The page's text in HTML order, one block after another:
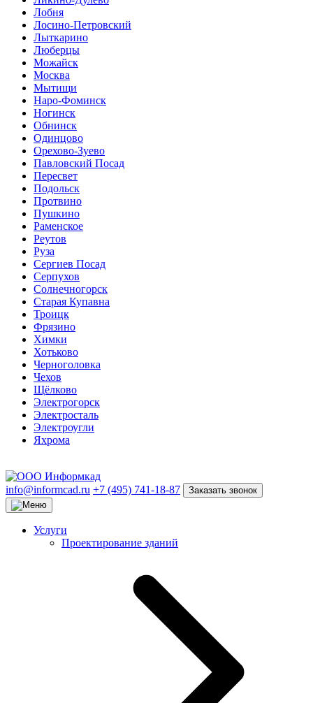
Лобня
Лосино-Петровский
Лыткарино
Люберцы
Можайск
Москва
Мытищи
Наро-Фоминск
Ногинск
Обнинск
Одинцово
Орехово-Зуево
Павловский Посад
Пересвет
Подольск
Протвино
Пушкино
Раменское
Реутов
Руза
Сергиев Посад
Серпухов
Солнечногорск
Старая Купавна
Троицк
Фрязино
Химки
Хотьково
Черноголовка
Чехов
Щёлково
Электрогорск
Электросталь
Электроугли
Яхрома
info@informcad.ru +7 (495) 741-18-87 Заказать звонок
Услуги
Проектирование зданий